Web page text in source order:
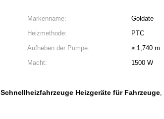
Markenname:
Goldate
Heizmethode:
PTC
Aufheben der Pumpe:
≥ 1,740 m
Macht:
1500 W
Schnellheizfahrzeuge Heizgeräte für Fahrzeuge,